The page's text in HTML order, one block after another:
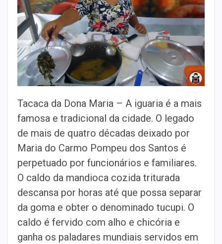
Tacaca da Dona Maria – A iguaria é a mais
famosa e tradicional da cidade. O legado
de mais de quatro décadas deixado por
Maria do Carmo Pompeu dos Santos é
perpetuado por funcionários e familiares.
O caldo da mandioca cozida triturada
descansa por horas até que possa separar
da goma e obter o denominado tucupi. O
caldo é fervido com alho e chicória e
ganha os paladares mundiais servidos em